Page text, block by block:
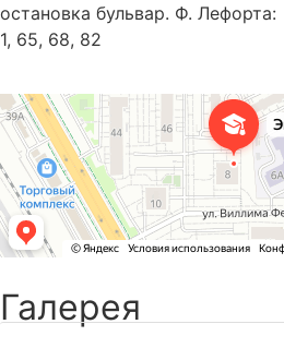
остановка бульвар. Ф. Лефорта:
1, 65, 68, 82
Эксперт
Курсы иностранных языков в Калининграде
Обучение за рубежом в Калининграде
Галерея